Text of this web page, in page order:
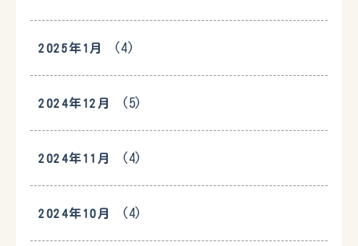
2025年1月 (4)
2024年12月 (5)
2024年11月 (4)
2024年10月 (4)